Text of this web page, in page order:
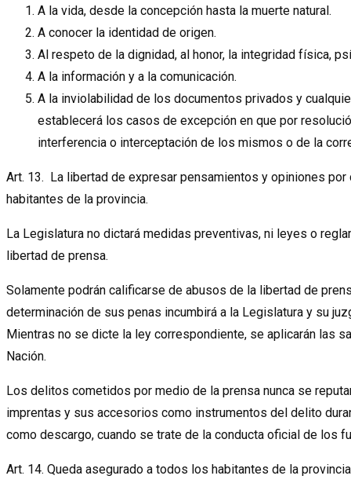
A la vida, desde la concepción hasta la muerte natural.
A conocer la identidad de origen.
Al respeto de la dignidad, al honor, la integridad física,
A la información y a la comunicación.
A la inviolabilidad de los documentos privados y
establecerá los casos de excepción en que por
interferencia o interceptación de los mismos o de la
Art. 13. La libertad de expresar pensamientos y opiniones
habitantes de la provincia.
La Legislatura no dictará medidas preventivas, ni leyes o
libertad de prensa.
Solamente podrán calificarse de abusos de la libertad de
determinación de sus penas incumbirá a la Legislatura y su
Mientras no se dicte la ley correspondiente, se aplicarán las
Nación.
Los delitos cometidos por medio de la prensa nunca se
imprentas y sus accesorios como instrumentos del delito
como descargo, cuando se trate de la conducta oficial de los
Art. 14. Queda asegurado a todos los habitantes de la